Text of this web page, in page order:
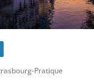
Pratique